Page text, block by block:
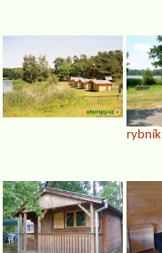
rybník